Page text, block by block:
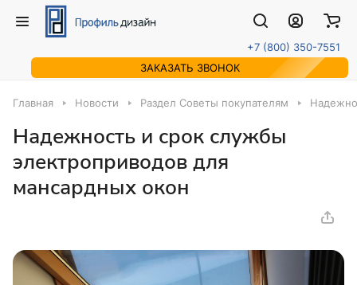
+7 (800) 350-7551
ЗАКАЗАТЬ ЗВОНОК
Главная Новости Раздел Советы покупателям
Надежность и срок службы
электроприводов для
мансардных окон